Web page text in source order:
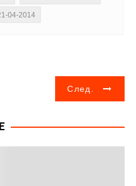
04-2014
След.